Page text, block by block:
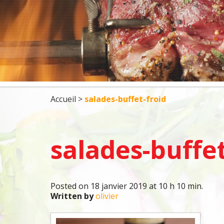
DÉJEUNERS
BBQ
5 À 7 ET
Accueil > salades-buffet-froid
salades-
Posted on 18 janvier 2019 at 10 h 10 min.
Written byolivier